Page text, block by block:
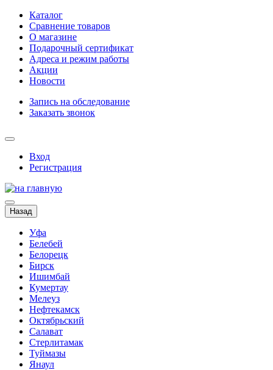
Каталог
Сравнение товаров
О магазине
Подарочный сертификат
Адреса и режим работы
Акции
Новости
Запись на обследование
Заказать звонок
Вход
Регистрация
Назад
Уфа
Белебей
Белорецк
Бирск
Ишимбай
Кумертау
Мелеуз
Нефтекамск
Октябрьский
Салават
Стерлитамак
Туймазы
Янаул